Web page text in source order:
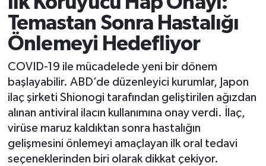
Temastan Sonra Hastalığı
Önlemeyi Hedefliyor
COVID-19 ile mücadelede yeni bir dönem
başlayabilir. ABD’de düzenleyici kurumlar, Japon
ilaç şirketi Shionogi tarafından geliştirilen ağızdan
alınan antiviral ilacın kullanımına onay verdi. İlaç,
virüse maruz kaldıktan sonra hastalığın
gelişmesini önlemeyi amaçlayan ilk oral tedavi
seçeneklerinden biri olarak dikkat çekiyor.
Mevzuat